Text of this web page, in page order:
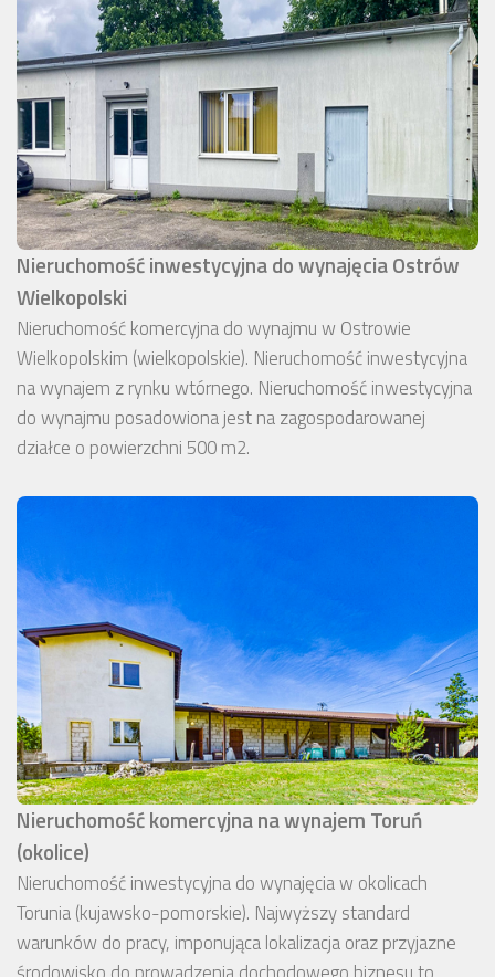
Nieruchomość inwestycyjna do wynajęcia Ostrów
Wielkopolski
Nieruchomość komercyjna do wynajmu w Ostrowie
Wielkopolskim (wielkopolskie). Nieruchomość inwestycyjna
na wynajem z rynku wtórnego. Nieruchomość inwestycyjna
do wynajmu posadowiona jest na zagospodarowanej
działce o powierzchni 500 m2.
Nieruchomość komercyjna na wynajem Toruń
(okolice)
Nieruchomość inwestycyjna do wynajęcia w okolicach
Torunia (kujawsko-pomorskie). Najwyższy standard
warunków do pracy, imponująca lokalizacja oraz przyjazne